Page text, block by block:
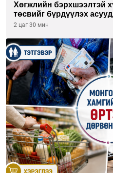
Хөгжлийн бэрхшээлтэй
төсвийг бүрдүүлэх
өрнүүлж байна
2 цаг 30 мин